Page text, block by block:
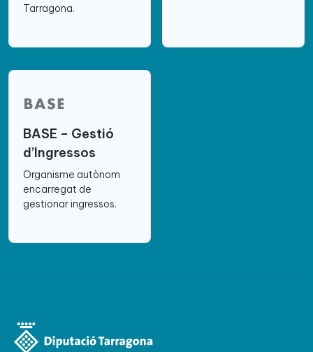
Tarragona.
BASE – Gestió
d’Ingressos
Organisme autònom
encarregat de
gestionar ingressos.